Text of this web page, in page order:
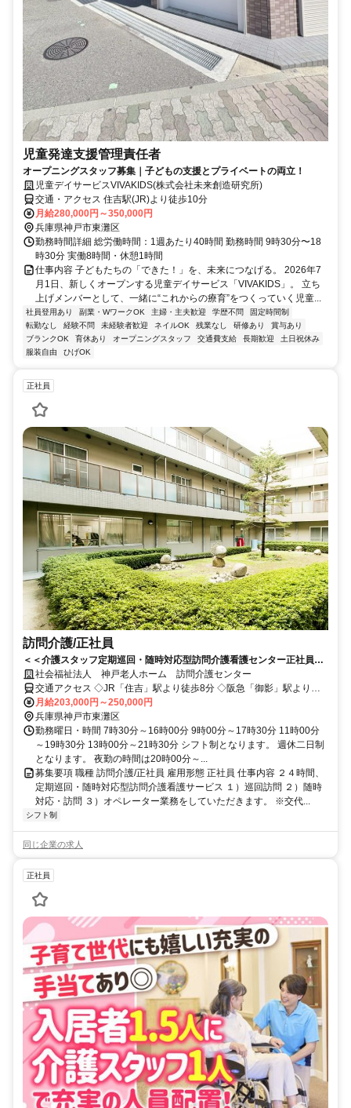
児童発達支援管理責任者
オープニングスタッフ募集｜子どもの支援とプライベートの両立！
児童デイサービスVIVAKIDS(株式会社未来創造研究所)
交通・アクセス 住吉駅(JR)より徒歩10分
月給280,000円～350,000円
兵庫県神戸市東灘区
勤務時間詳細 総労働時間：1週あたり40時間 勤務時間 9時30分〜18
時30分 実働8時間・休憩1時間
仕事内容 子どもたちの「できた！」を、未来につなげる。 2026年7
月1日、新しくオープンする児童デイサービス「VIVAKIDS」。 立ち
上げメンバーとして、一緒に“これからの療育”をつくっていく児童...
社員登用あり 副業・WワークOK 主婦・主夫歓迎 学歴不問
固定時間制
転勤なし
経験不問 未経験者歓迎 ネイルOK 残業なし 研修あり
賞与あり
ブランクOK
育休あり オープニングスタッフ 交通費支給 長期歓迎
土日祝休み
服装自由
ひげOK
正社員
訪問介護/正社員
＜＜介護スタッフ定期巡回・随時対応型訪問介護看護センター正社員募
集＞＞
社会福祉法人 神戸老人ホーム 訪問介護センター
交通アクセス ◇JR「住吉」駅より徒歩8分 ◇阪急「御影」駅より徒
歩8分 ★バイク通勤ＯＫ
月給203,000円～250,000円
兵庫県神戸市東灘区
勤務曜日・時間 7時30分～16時00分 9時00分～17時30分 11時00分
～19時30分 13時00分～21時30分 シフト制となります。 週休二日制
となります。 夜勤の時間は20時00分～...
募集要項 職種 訪問介護/正社員 雇用形態 正社員 仕事内容 ２４時間、
定期巡回・随時対応型訪問介護看護サービス １）巡回訪問 ２）随時
対応・訪問 ３）オペレーター業務をしていただきます。 ※交代...
シフト制
同じ企業の求人
正社員